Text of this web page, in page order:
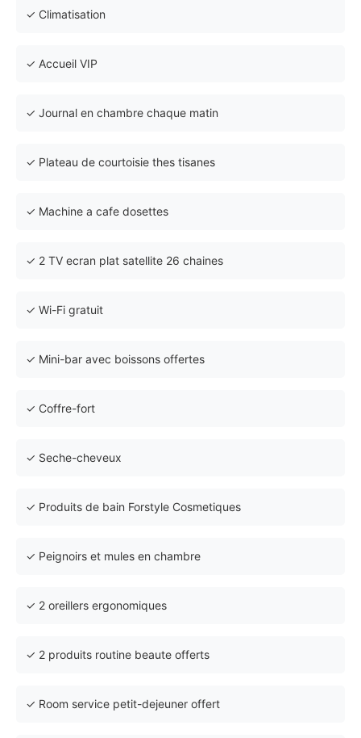
✓ Climatisation
✓ Accueil VIP
✓ Journal en chambre chaque matin
✓ Plateau de courtoisie thes tisanes
✓ Machine a cafe dosettes
✓ 2 TV ecran plat satellite 26 chaines
✓ Wi-Fi gratuit
✓ Mini-bar avec boissons offertes
✓ Coffre-fort
✓ Seche-cheveux
✓ Produits de bain Forstyle Cosmetiques
✓ Peignoirs et mules en chambre
✓ 2 oreillers ergonomiques
✓ 2 produits routine beaute offerts
✓ Room service petit-dejeuner offert